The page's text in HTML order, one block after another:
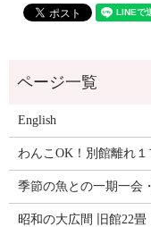
English
わんこOK！別館離れ
季節の魚との一期一会
昭和の大広間 旧館22